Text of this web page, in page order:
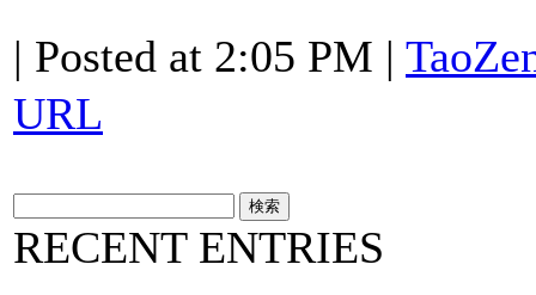
| Posted at 2:05 PM |
URL
RECENT ENTRIES